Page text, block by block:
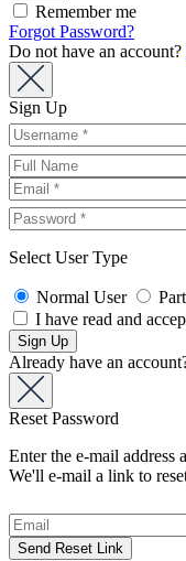
Remember me
Forgot Password?
Do not have an account?
Sign Up
Select User Type
Normal User
I have read and
Already have an
Reset Password
Enter the e-mail address
We'll e-mail a link to